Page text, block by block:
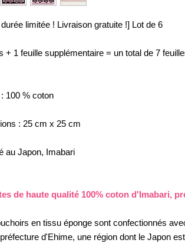
limitée ! Livraison gratuite !] Lot de 6
+ 1 feuille supplémentaire = un total de 7
100 % coton
: 25 cm x 25 cm
au Japon, Imabari
de haute qualité 100% coton d'Imabari,
en tissu éponge sont confectionnés
d'Ehime, une région dont le Japon